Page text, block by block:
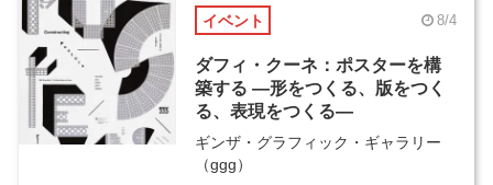
イベント 8/4
ダフィ・クーネ：ポスターを構
築する ―形をつくる、版をつく
る、表現をつくる―
ギンザ・グラフィック・ギャラリー
（ggg）